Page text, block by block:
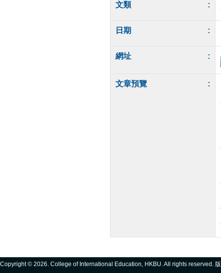
文類 :
日期 :
網址 :
文章預覽 :
Copyright © 2026. College of International Education, HKBU. All rights reserved.